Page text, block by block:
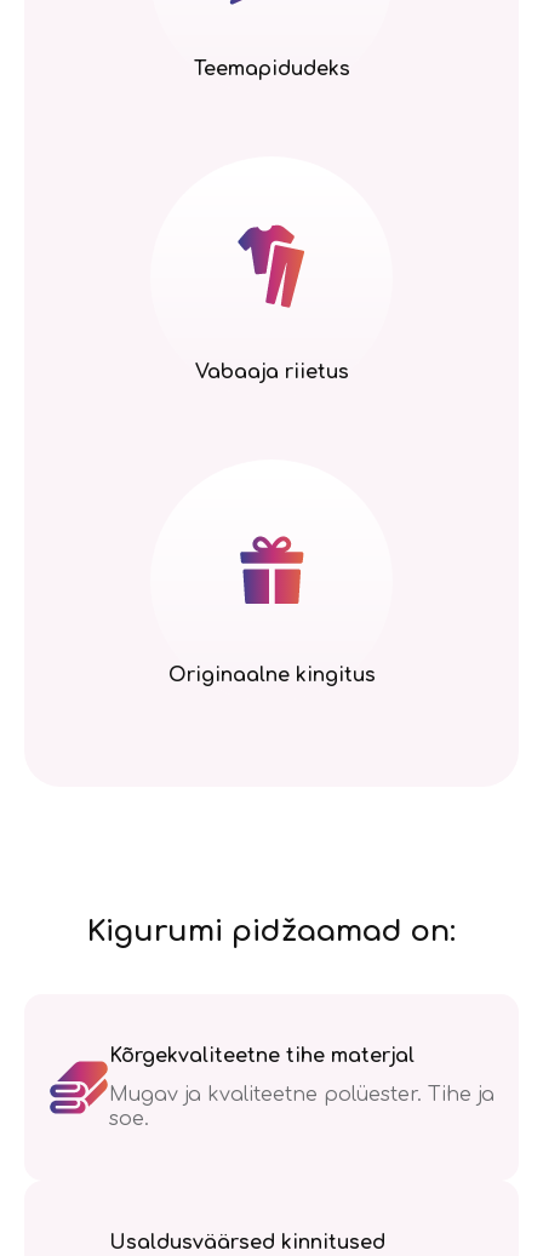
Teemapidudeks
Vabaaja riietus
Originaalne kingitus
Kigurumi pidžaamad on:
Kõrgekvaliteetne tihe materjal
Mugav ja kvaliteetne polüester. Tihe ja
soe.
Usaldusväärsed kinnitused